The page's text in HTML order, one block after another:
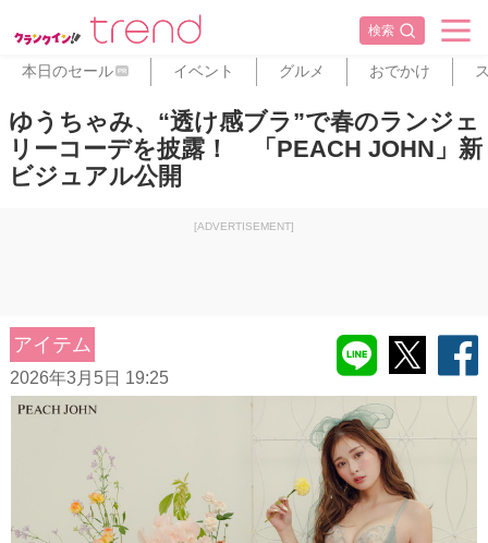
検索
本日のセール PR イベント グルメ おでかけ
ゆうちゃみ、“透け感ブラ”で春のランジェ
リーコーデを披露！ 「PEACH JOHN」新
ビジュアル公開
[ADVERTISEMENT]
アイテム
2026年3月5日 19:25